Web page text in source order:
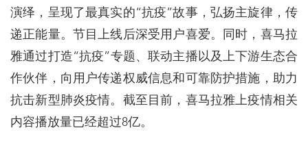
演绎，呈现了最真实的“抗疫”故事，弘扬主旋律，传
递正能量。节目上线后深受用户喜爱。同时，喜马拉
雅通过打造“抗疫”专题、联动主播以及上下游生态合
作伙伴，向用户传递权威信息和可靠防护措施，助力
抗击新型肺炎疫情。截至目前，喜马拉雅上疫情相关
内容播放量已经超过8亿。